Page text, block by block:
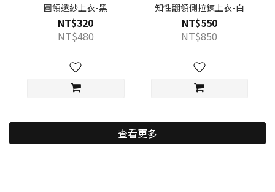
圓領透紗上衣-黑
NT$320
NT$480
知性翻領側拉鍊上衣-白
NT$550
NT$850
查看更多